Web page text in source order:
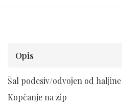
Opis
Šal podesiv/odvojen od haljine
Kopčanje na zip